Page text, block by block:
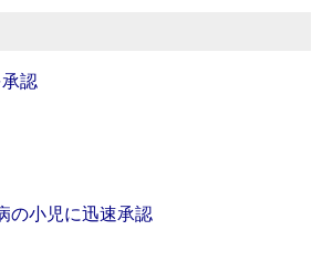
認
の小児に迅速承認